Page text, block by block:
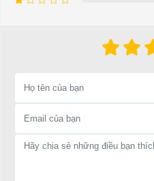
hệ:
Đại
Địa chỉ: 845 Quốc Lộ 13,
Thủ Đức, TP.HCM
Điện thoại: 08 68 100 260 ( Châu
E-mail: phuhuynhkd@gmail.com